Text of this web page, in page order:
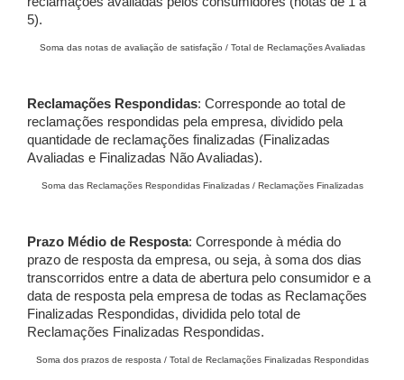
5).
Soma das notas de avaliação de satisfação / Total de Reclamações Avaliadas
Reclamações Respondidas: Corresponde ao total de
reclamações respondidas pela empresa, dividido pela
quantidade de reclamações finalizadas (Finalizadas
Avaliadas e Finalizadas Não Avaliadas).
Soma das Reclamações Respondidas Finalizadas / Reclamações Finalizadas
Prazo Médio de Resposta: Corresponde à média do
prazo de resposta da empresa, ou seja, à soma dos dias
transcorridos entre a data de abertura pelo consumidor e a
data de resposta pela empresa de todas as Reclamações
Finalizadas Respondidas, dividida pelo total de
Reclamações Finalizadas Respondidas.
Soma dos prazos de resposta / Total de Reclamações Finalizadas Respondidas